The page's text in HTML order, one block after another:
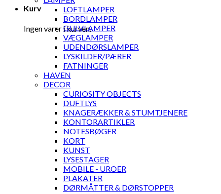
Kurv
Ingen varer i kurven.
LOFTLAMPER
BORDLAMPER
GULVLAMPER
VÆGLAMPER
UDENDØRSLAMPER
LYSKILDER/PÆRER
FATNINGER
HAVEN
DECOR
CURIOSITY OBJECTS
DUFTLYS
KNAGERÆKKER & STUMTJENERE
KONTORARTIKLER
NOTESBØGER
KORT
KUNST
LYSESTAGER
MOBILE - UROER
PLAKATER
DØRMÅTTER & DØRSTOPPER